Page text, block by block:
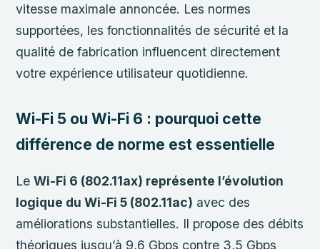
vitesse maximale annoncée. Les normes
supportées, les fonctionnalités de sécurité et la
qualité de fabrication influencent directement
votre expérience utilisateur quotidienne.
Wi-Fi 5 ou Wi-Fi 6 : pourquoi cette
différence de norme est essentielle
LeWi-Fi 6 (802.11ax) représente l’évolution
logique du Wi-Fi 5 (802.11ac) avec des
améliorations substantielles. Il propose des débits
théoriques jusqu’à 9,6 Gbps contre 3,5 Gbps